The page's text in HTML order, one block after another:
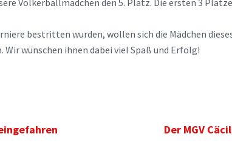
Völkerballmädchen den 5. Platz. Die ersten 3
bestritten wurden, wollen sich die Mädchen
wünschen ihnen dabei viel Spaß und Erfolg!
Der MGV